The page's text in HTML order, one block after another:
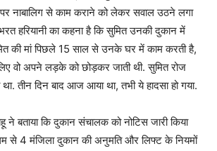
नाबालिग से काम कराने को लेकर सवाल उठने लगा
हरियानी का कहना है कि सुमित उनकी दुकान में
की मां पिछले 15 साल से उनके घर में काम करती है,
वो अपने लड़के को छोड़कर जाती थी. सुमित रोज
तीन दिन बाद आज आया था, तभी ये हादसा हो गया.
ने बताया कि दुकान संचालक को नोटिस जारी किया
से 4 मंजिला दुकान की अनुमति और लिफ्ट के नियमों